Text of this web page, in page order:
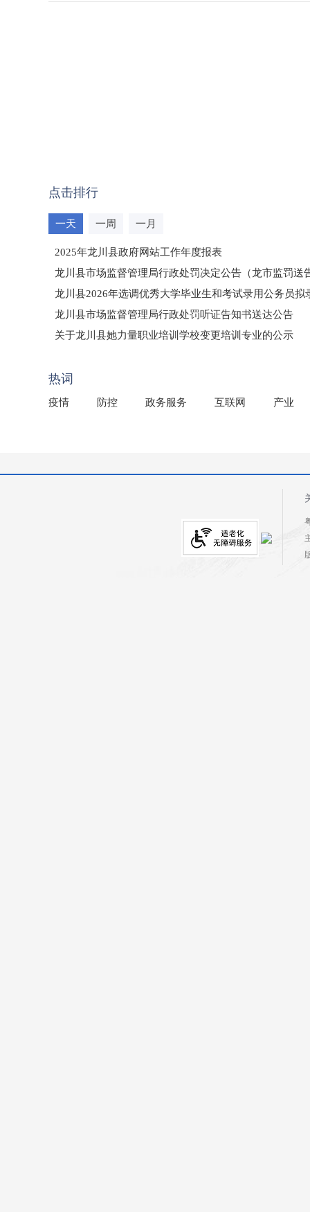
点击排行
一天 一周 一月
2025年龙川县政府网站工作年度报表
龙川县市场监督管理局行政处罚决定公告（龙市监罚送
龙川县2026年选调优秀大学毕业生和考试录用公务员拟
龙川县市场监督管理局行政处罚听证告知书送达公告
（龙市监罚送告〔2026〕71号）
关于龙川县她力量职业培训学校变更培训专业的公示
热词
疫情 防控 政务服务 互联网 产业